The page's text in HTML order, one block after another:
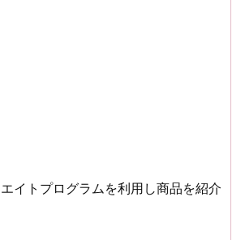
イトプログラムを利用し商品を紹介